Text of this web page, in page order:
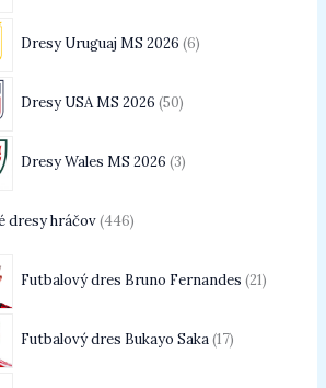
Dresy Uruguaj MS 2026 6
Dresy USA MS 2026 50
Dresy Wales MS 2026 3
dresy hráčov 446
Futbalový dres Bruno Fernandes 21
Futbalový dres Bukayo Saka 17